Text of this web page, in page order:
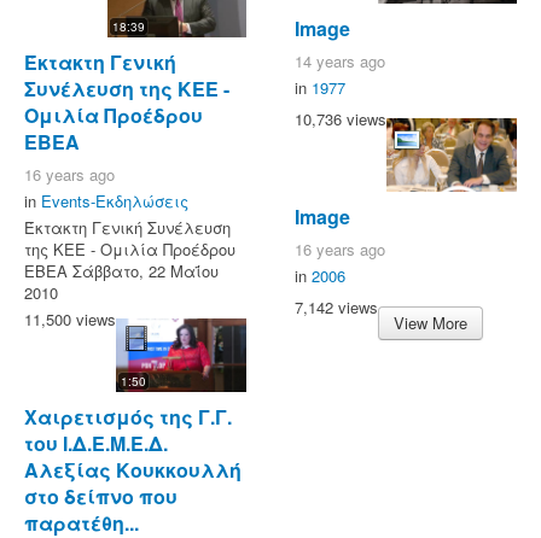
18:39
Έκτακτη Γενική
Συνέλευση της ΚΕΕ -
Ομιλία Προέδρου
ΕΒΕΑ
16 years ago
in Events-Εκδηλώσεις
Έκτακτη Γενική Συνέλευση
της ΚΕΕ - Ομιλία Προέδρου
ΕΒΕΑ Σάββατο, 22 Μαΐου
2010
11,500 views
1:50
Χαιρετισμός της Γ.Γ.
του Ι.Δ.Ε.Μ.Ε.Δ.
Αλεξίας Κουκκουλλή
στο δείπνο που
παρατέθη...
Image
14 years ago
in 1977
10,736 views
Image
16 years ago
in 2006
7,142 views
View More